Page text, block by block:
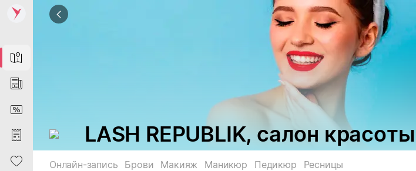
Map
News
DiscountCard
Purchases
Heart
LASH REPUBLIK, салон красоты
Онлайн-запись Брови Макияж Маникюр Педикюр
Ресницы